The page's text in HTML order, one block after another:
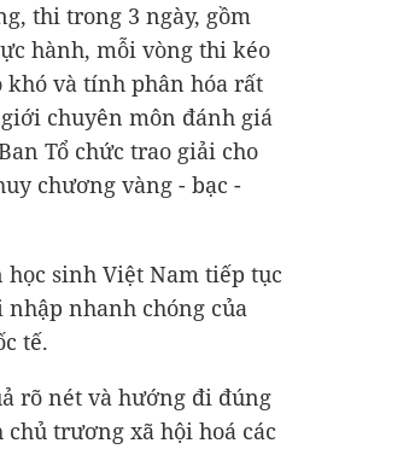
thi trong 3 ngày, gồm
hành, mỗi vòng thi kéo
khó và tính phân hóa rất
chuyên môn đánh giá
Tổ chức trao giải cho
chương vàng - bạc -
sinh Việt Nam tiếp tục
nhanh chóng của
tế.
rõ nét và hướng đi đúng
trương xã hội hoá các